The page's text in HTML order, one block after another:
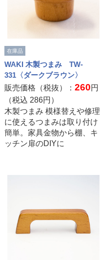
在庫品
WAKI 木製つまみ TW-
331〈ダークブラウン〉
販売価格（税抜）： 260円
（税込 286円）
木製つまみ 模様替えや修理
に使えるつまみは取り付け
簡単。家具金物から棚、キ
ッチン扉のDIYに